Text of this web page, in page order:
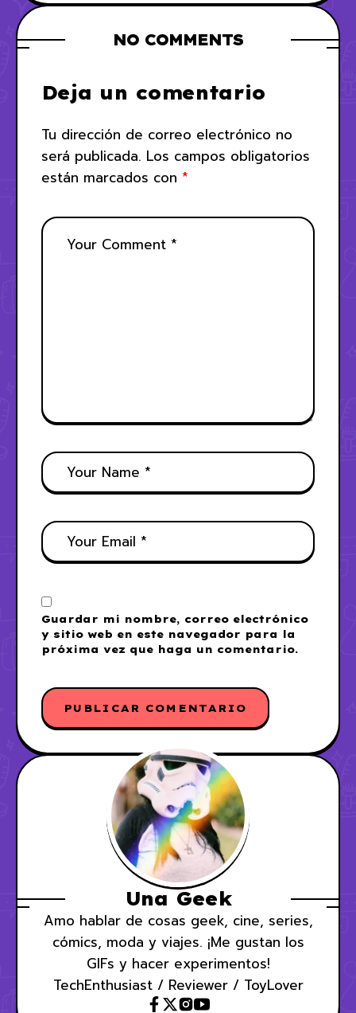
Hasbro.Stormtrooper
NO COMMENTS
Deja un comentario
Tu dirección de correo electrónico no
será publicada. Los campos obligatorios
están marcados con *
Guardar mi nombre, correo electrónico
y sitio web en este navegador para la
próxima vez que haga un comentario.
Una Geek
Amo hablar de cosas geek, cine, series,
cómics, moda y viajes. ¡Me gustan los
GIFs y hacer experimentos!
TechEnthusiast / Reviewer / ToyLover